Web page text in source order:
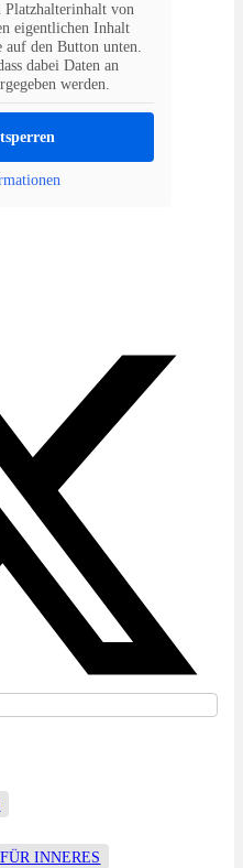
Platzhalterinhalt von
eigentlichen Inhalt
den Button unten.
dabei Daten an
werden.
INNERES